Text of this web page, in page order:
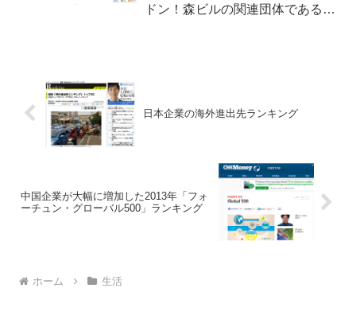
ドン！森ビルの関連団体である森
日本企業の海外進出先ランキング
中国企業が大幅に増加した2013年「フォ
ーチュン・グローバル500」ランキング
ホーム 生活